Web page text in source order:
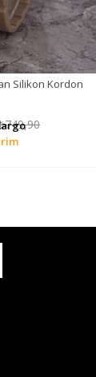
Silikon Kordon